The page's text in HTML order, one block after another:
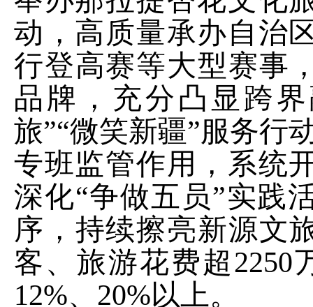
动，高质量承办自治
行登高赛等大型赛事
品牌，充分凸显跨
旅”“微笑新疆”服务行
专班监管作用，系统
深化“争做五员”实践
序，持续擦亮新源文
客、 旅游花费超2250
12%、 20%以上。